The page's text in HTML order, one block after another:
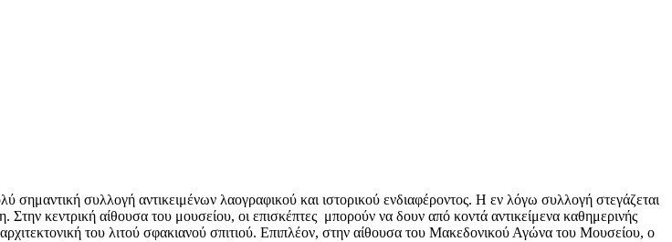
συλλογή αντικειμένων λαογραφικού και ιστορικού ενδιαφέροντος. Η εν λόγω συλλογή στεγάζεται
κεντρική αίθουσα του μουσείου, οι επισκέπτες μπορούν να δουν από κοντά αντικείμενα καθημερινής
του λιτού σφακιανού σπιτιού. Επιπλέον, στην αίθουσα του Μακεδονικού Αγώνα του Μουσείου, ο